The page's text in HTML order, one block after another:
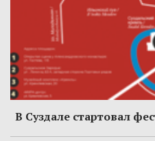
В Суздале стартовал